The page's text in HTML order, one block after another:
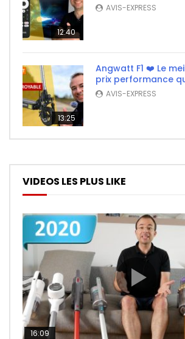
12:40
AVIS-EXPRESS
13:25
Angwatt F1 ❤️ Le
prix performance
AVIS-EXPRESS
VIDEOS LES PLUS LIKE
16:09
26:14
11:50